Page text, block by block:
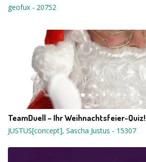
geofux - 20752
TeamDuell – Ihr Weihnachtsfeier-Quiz!
JUSTUS[concept], Sascha Justus - 15307